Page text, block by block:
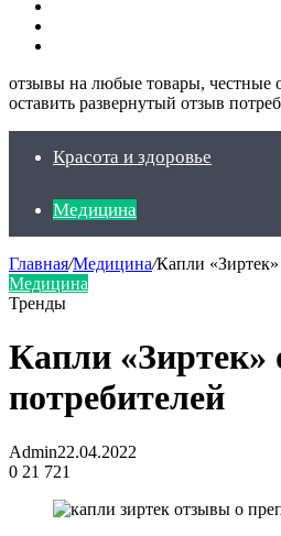
отзывы на любые товары, честные
оставить развернутый отзыв
Красота и здоровье
Медицина
Главная/Медицина/Капли
Медицина
Тренды
Капли
потребителей
Admin22.04.2022
0 21 721